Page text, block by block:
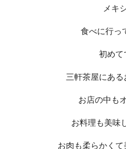
メキ
食べに行っ
初めて
三軒茶屋にある
お店の中も
お料理も美味
お肉も柔らかくて